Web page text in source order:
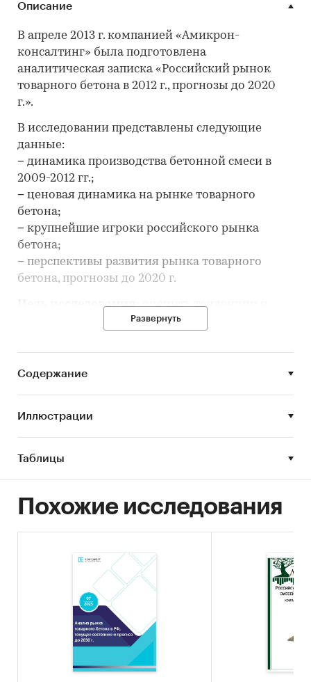
Описание
В апреле 2013 г. компанией «Амикрон-
консалтинг» была подготовлена
аналитическая записка «Российский рынок
товарного бетона в 2012 г., прогнозы до 2020
г.».
В исследовании представлены следующие
данные:
− динамика производства бетонной смеси в
2009-2012 гг.;
− ценовая динамика на рынке товарного
бетона;
− крупнейшие игроки российского рынка
бетона;
− перспективы развития рынка товарного
бетона, прогнозы до 2020 г.
Цель исследования:оценить тенденции и
представить прогнозы развития рынка
Объем и структура отчета.Аналитическая
записка состоит из 4 разделов общим объемом
Промышленность
Стройматериалы
/ Бетон
Россия
Развернуть
Содержание
Иллюстрации
Таблицы
Похожие исследования